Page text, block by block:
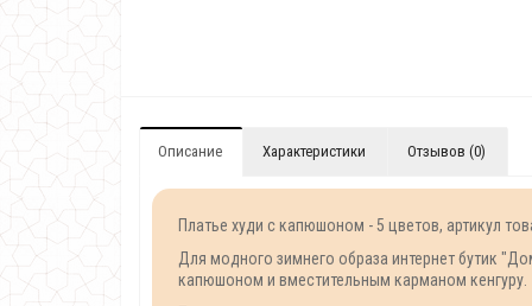
Описание Характеристики Отзывов (0)
Платье худи с капюшоном - 5 цветов, артикул
Для модного зимнего образа интернет бутик
капюшоном и вместительным карманом кенгуру.